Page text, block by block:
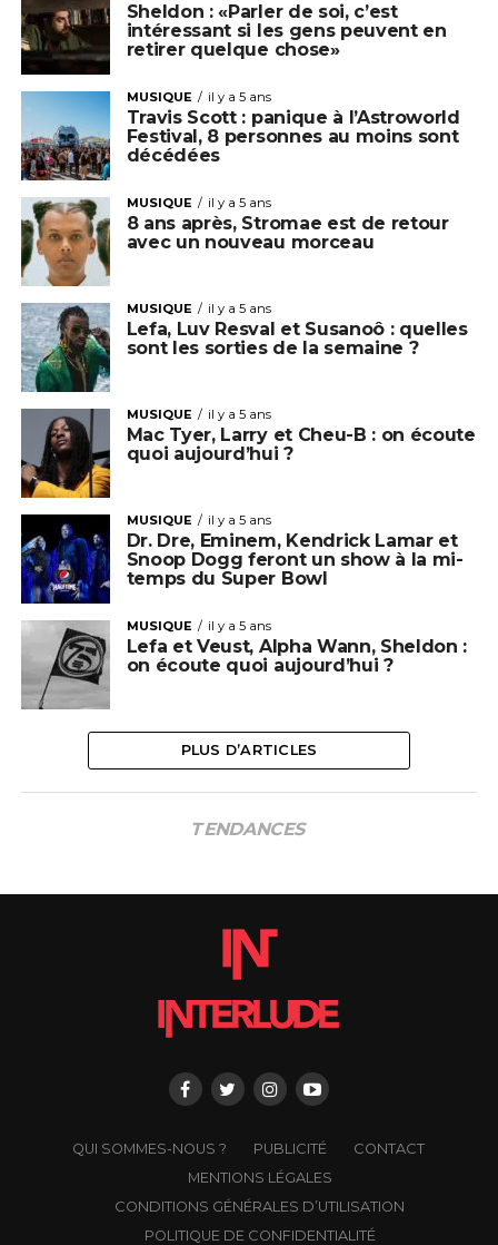
Sheldon : «Parler de soi, c’est
intéressant si les gens peuvent en
retirer quelque chose»
MUSIQUE il y a 5 ans
Travis Scott : panique à l’Astroworld
Festival, 8 personnes au moins sont
décédées
MUSIQUE il y a 5 ans
8 ans après, Stromae est de retour
avec un nouveau morceau
MUSIQUE il y a 5 ans
Lefa, Luv Resval et Susanoô : quelles
sont les sorties de la semaine ?
MUSIQUE il y a 5 ans
Mac Tyer, Larry et Cheu-B : on écoute
quoi aujourd’hui ?
MUSIQUE il y a 5 ans
Dr. Dre, Eminem, Kendrick Lamar et
Snoop Dogg feront un show à la mi-
temps du Super Bowl
MUSIQUE il y a 5 ans
Lefa et Veust, Alpha Wann, Sheldon :
on écoute quoi aujourd’hui ?
PLUS D’ARTICLES
TENDANCES
QUI SOMMES-NOUS ? PUBLICITÉ
CONTACT
MENTIONS LÉGALES
CONDITIONS GÉNÉRALES D’UTILISATION
POLITIQUE DE CONFIDENTIALITÉ